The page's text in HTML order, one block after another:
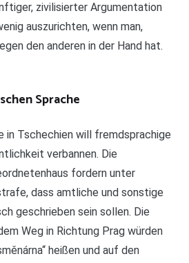
zivilisierter Argumentation
auszurichten, wenn man,
den anderen in der Hand hat.
Sprache
in Tschechien will fremdsprachige
verbannen. Die
fordern unter
dass amtliche und sonstige
geschrieben sein sollen. Die
Weg in Richtung Prag würden
heißen und auf den